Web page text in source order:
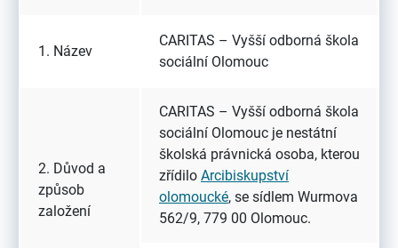
1. Název
CARITAS – Vyšší odborná škola
sociální Olomouc
2. Důvod a
způsob
založení
CARITAS – Vyšší odborná škola
sociální Olomouc je nestátní
školská právnická osoba, kterou
zřídilo Arcibiskupství
olomoucké, se sídlem Wurmova
562/9, 779 00 Olomouc.